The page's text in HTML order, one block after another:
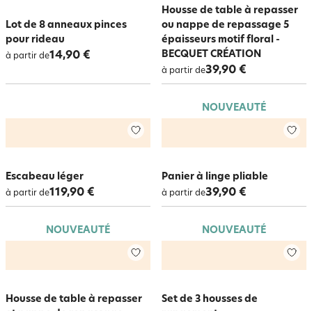
Lot de 8 anneaux pinces
pour rideau
à partir de14,90 €
Housse de table à repasser
ou nappe de repassage 5
épaisseurs motif floral -
BECQUET CRÉATION
à partir de39,90 €
Escabeau léger
à partir de119,90 €
NOUVEAUTÉ
Panier à linge pliable
à partir de39,90 €
NOUVEAUTÉ
Housse de table à repasser
NOUVEAUTÉ
Set de 3 housses de